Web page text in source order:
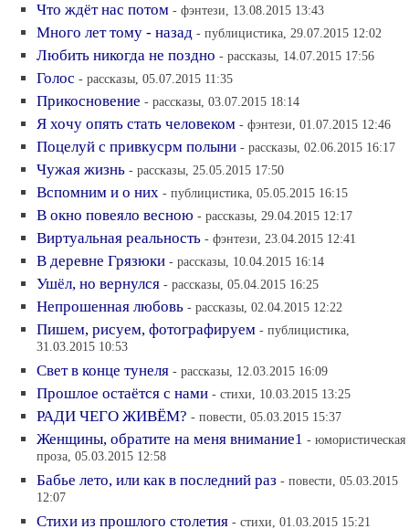
Что ждёт нас потом - фэнтези, 13.08.2015 13:43
Много лет тому - назад - публицистика, 29.07.2015 12:02
Любить никогда не поздно - рассказы, 14.07.2015 17:56
Голос - рассказы, 05.07.2015 11:35
Прикосновение - рассказы, 03.07.2015 18:14
Я хочу опять стать человеком - фэнтези, 01.07.2015 12:46
Поцелуй с привкусрм полыни - рассказы, 02.06.2015 16:17
Чужая жизнь - рассказы, 25.05.2015 17:50
Вспомним и о них - публицистика, 05.05.2015 16:15
В окно повеяло весною - рассказы, 29.04.2015 12:17
Виртуальная реальность - фэнтези, 23.04.2015 12:41
В деревне Грязюки - рассказы, 10.04.2015 16:14
Ушёл, но вернулся - рассказы, 05.04.2015 16:25
Непрошенная любовь - рассказы, 02.04.2015 12:22
Пишем, рисуем, фотографируем - публицистика,
31.03.2015 10:53
Свет в конце тунеля - рассказы, 12.03.2015 16:09
Прошлое остаётся с нами - стихи, 10.03.2015 13:25
РАДИ ЧЕГО ЖИВЁМ? - повести, 05.03.2015 15:37
Женщины, обратите на меня внимание1 - юмористическая
проза, 05.03.2015 12:58
Бабье лето, или как в последний раз - повести, 05.03.2015
12:07
Стихи из прошлого столетия - стихи, 01.03.2015 15:21